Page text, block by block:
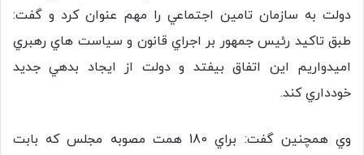
دولت به سازمان تامين اجتماعي را مهم عنوان كرد و گفت:
طبق تاكيد رئيس جمهور بر اجراي قانون و سياست هاي رهبري
اميدواريم اين اتفاق بيفتد و دولت از ايجاد بدهي جديد
خودداري كند.
وي همچنين گفت: براي 180 همت مصوبه مجلس كه بابت